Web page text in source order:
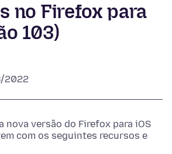
no Firefox para
103)
2022
nova versão do Firefox para iOS
com os seguintes recursos e